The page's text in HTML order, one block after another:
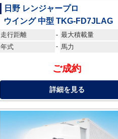
日野 レンジャープロ
ウイング 中型 TKG-FD7JLAG
走行距離 - 最大積載量
年式 - 馬力
ご成約
詳細を見る